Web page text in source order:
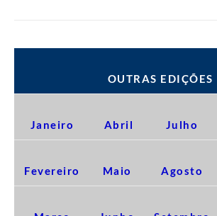
OUTRAS EDIÇÕES
Janeiro Abril Julho
Fevereiro Maio Agosto